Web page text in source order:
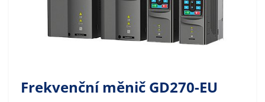
Frekvenční měnič GD270-EU